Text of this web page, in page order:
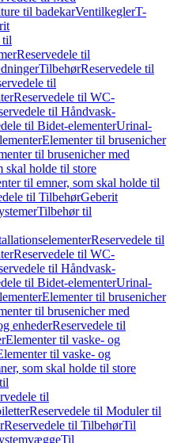
til badekarVentilkeglerT-
til
Reservedele til
TilbehørReservedele til
til
Reservedele til WC-
til Håndvask-
til Bidet-elementerUrinal-
Elementer til brusenicher
til brusenicher med
skal holde til store
til emner, som skal holde til
til TilbehørGeberit
Tilbehør til
Reservedele til
Reservedele til WC-
til Håndvask-
til Bidet-elementerUrinal-
Elementer til brusenicher
til brusenicher med
enhederReservedele til
Elementer til vaske- og
til vaske- og
som skal holde til store
til
Reservedele til Moduler til
Reservedele til TilbehørTil
Til